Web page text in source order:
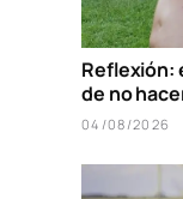
Reflexión:
de no
04/08/2026